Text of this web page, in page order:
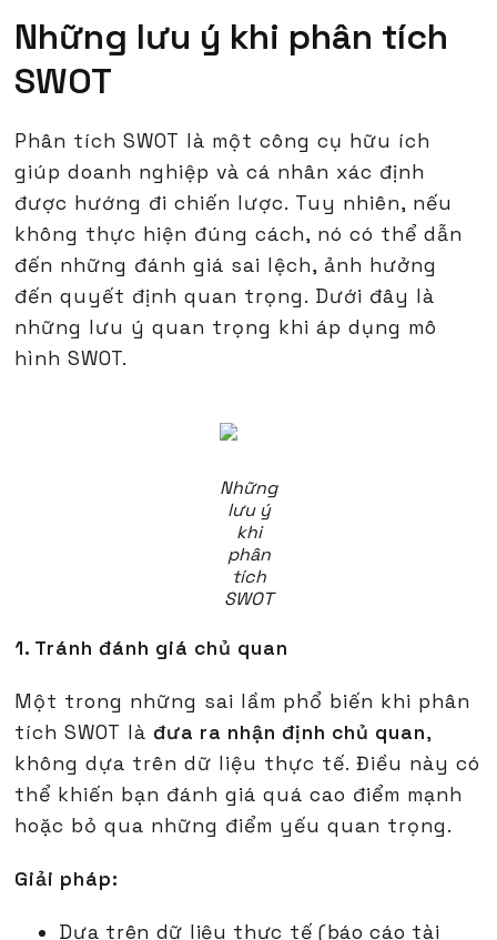
Những lưu ý khi phân tích
SWOT
Phân tích SWOT là một công cụ hữu ích
giúp doanh nghiệp và cá nhân xác định
được hướng đi chiến lược. Tuy nhiên, nếu
không thực hiện đúng cách, nó có thể dẫn
đến những đánh giá sai lệch, ảnh hưởng
đến quyết định quan trọng. Dưới đây là
những lưu ý quan trọng khi áp dụng mô
hình SWOT.
Những
lưu ý
khi
phân
tích
SWOT
1. Tránh đánh giá chủ quan
Một trong những sai lầm phổ biến khi phân
tích SWOT làđưa ra nhận định chủ quan,
không dựa trên dữ liệu thực tế. Điều này có
thể khiến bạn đánh giá quá cao điểm mạnh
hoặc bỏ qua những điểm yếu quan trọng.
Giải pháp:
Dựa trên dữ liệu thực tế (báo cáo tài